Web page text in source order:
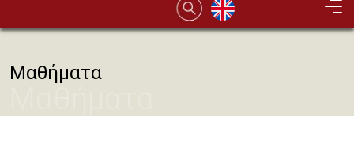
Μαθήματα